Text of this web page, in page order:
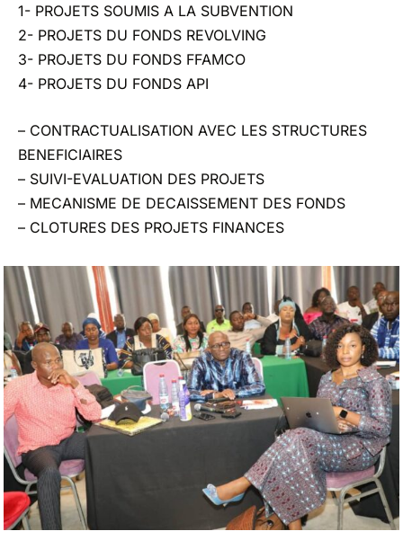
1- PROJETS SOUMIS A LA SUBVENTION
2- PROJETS DU FONDS REVOLVING
3- PROJETS DU FONDS FFAMCO
4- PROJETS DU FONDS API
– CONTRACTUALISATION AVEC LES STRUCTURES
BENEFICIAIRES
– SUIVI-EVALUATION DES PROJETS
– MECANISME DE DECAISSEMENT DES FONDS
– CLOTURES DES PROJETS FINANCES